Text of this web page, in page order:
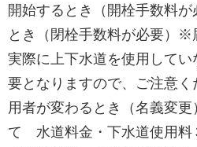
開始するとき（開栓手数料
とき（閉栓手数料が必要）※
実際に上下水道を使用して
要となりますので、ご注意
用者が変わるとき（名義変
て 水道料金・下水道使用料